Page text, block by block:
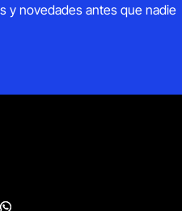
y novedades antes que nadie